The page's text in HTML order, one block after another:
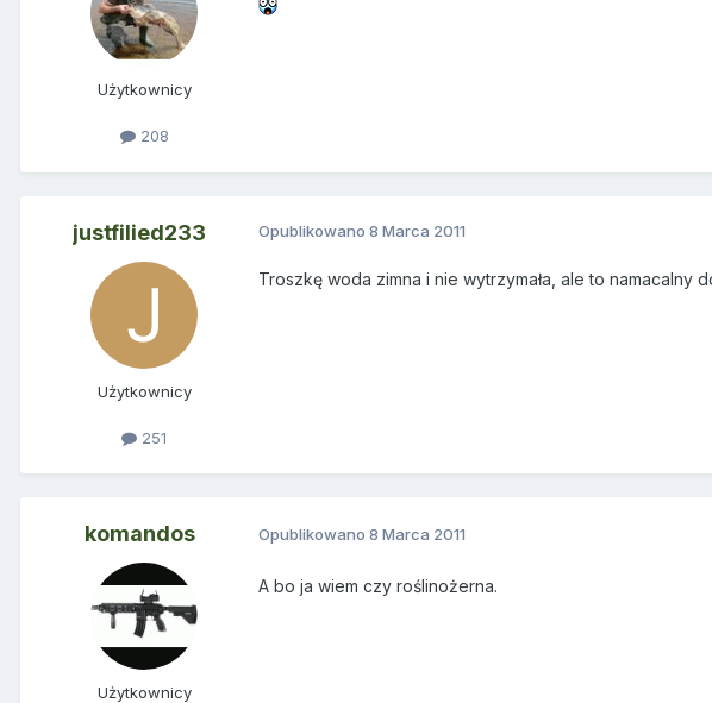
Użytkownicy
208
justfilied233
Użytkownicy
251
Opublikowano 8 Marca 2011
Troszkę woda zimna i nie wytrzymała, ale to
komandos
Użytkownicy
Opublikowano 8 Marca 2011
A bo ja wiem czy roślinożerna.